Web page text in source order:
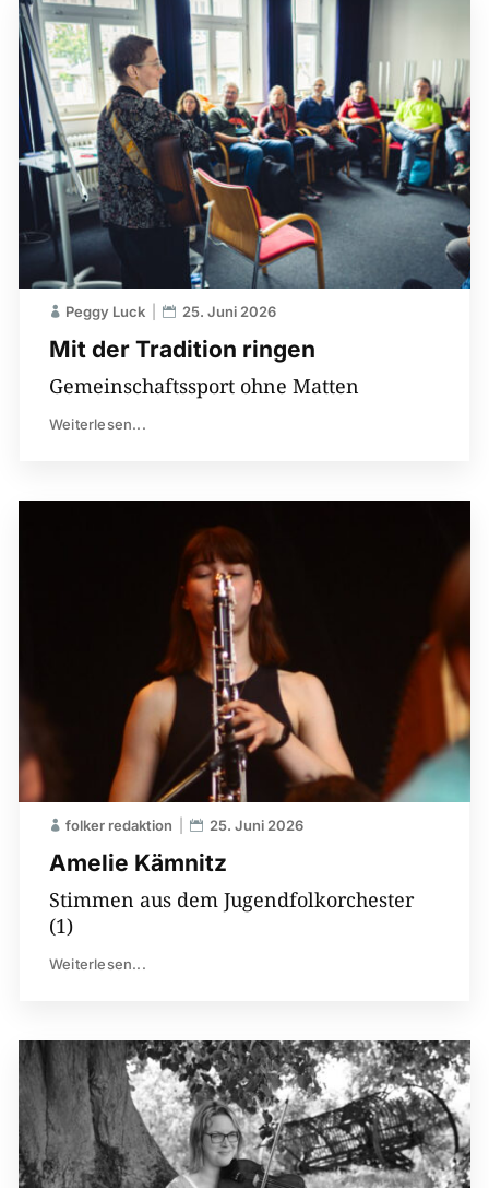
Mit der Tradition ringen
Peggy Luck 25. Juni 2026
Gemeinschaftssport ohne Matten
Weiterlesen...
Amelie Kämnitz
folker redaktion 25. Juni 2026
Stimmen aus dem Jugendfolkorchester
(1)
Weiterlesen...